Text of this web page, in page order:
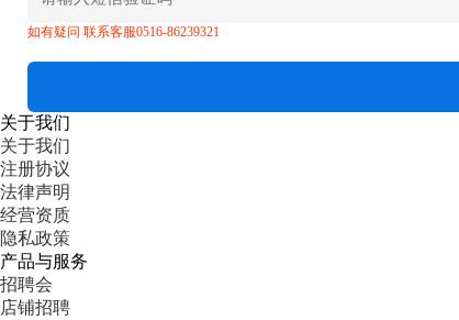
如有疑问 联系客服0516-86239321
关于我们
关于我们
注册协议
法律声明
经营资质
隐私政策
产品与服务
招聘会
店铺招聘